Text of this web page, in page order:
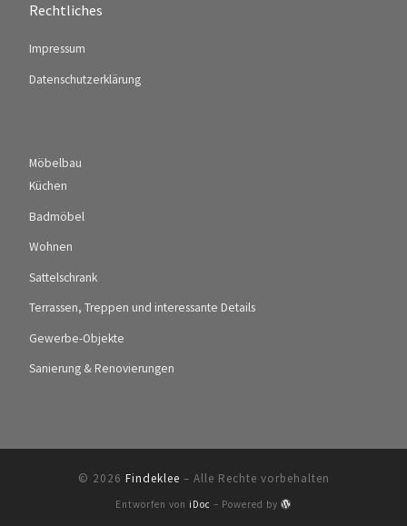
Rechtliches
Impressum
Datenschutzerklärung
Möbelbau
Küchen
Badmöbel
Wohnen
Sattelschrank
Terrassen, Treppen und interessante Details
Gewerbe-Objekte
Sanierung & Renovierungen
© 2026 Findeklee – Alle Rechte vorbehalten
Entworfen von iDoc – Powered by